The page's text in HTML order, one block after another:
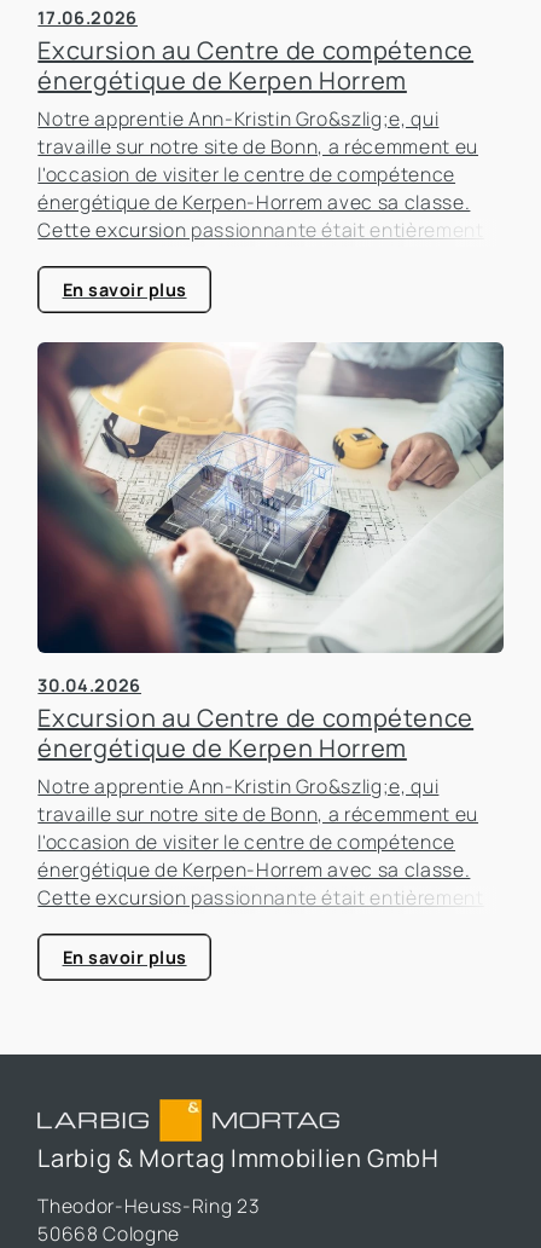
17.06.2026
Excursion au Centre de compétence
énergétique de Kerpen Horrem
Notre apprentie Ann-Kristin Gro&szlig;e, qui
travaille sur notre site de Bonn, a récemment eu
l'occasion de visiter le centre de compétence
énergétique de Kerpen-Horrem avec sa classe.
Cette excursion passionnante était entièrement
bâtiments, un sujet qui prend de plus en plus
d'importance dans le secteur immobilier.
En savoir plus
30.04.2026
Excursion au Centre de compétence
énergétique de Kerpen Horrem
Notre apprentie Ann-Kristin Gro&szlig;e, qui
travaille sur notre site de Bonn, a récemment eu
l'occasion de visiter le centre de compétence
énergétique de Kerpen-Horrem avec sa classe.
Cette excursion passionnante était entièrement
bâtiments, un sujet qui prend de plus en plus
d'importance dans le secteur immobilier.
En savoir plus
Larbig & Mortag Immobilien GmbH
Theodor-Heuss-Ring 23
50668 Cologne